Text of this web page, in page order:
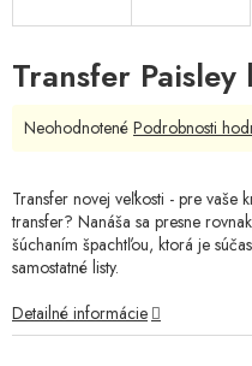
Transfer Paisley
Transfer novej veľkosti - pre vaše
transfer? Nanáša sa presne
šúchaním špachtľou, ktorá je
samostatné listy.
Detailné informácie
Priemerné
je
0,0
z
5
Neohodnotené Podrobnosti